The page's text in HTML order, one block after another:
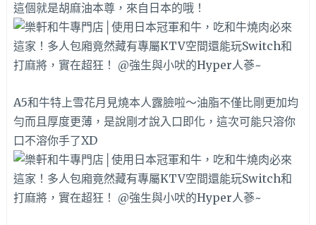
這個就是胡麻油本尊，來自日本的哦！
A5和牛特上雪花月見燒本人露臉啦～油脂不僅比剛更加均
勻而且厚度更薄，是說剛才說入口即化，這次可能只溶你
口不溶你手了XD